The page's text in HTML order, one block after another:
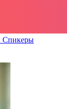
Спикеры